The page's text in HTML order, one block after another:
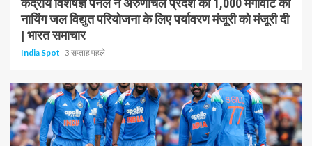
केंद्रीय विशेषज्ञ पैनल ने अरुणाचल प्रदेश की 1,000 मेगावाट की
नायिंग जल विद्युत परियोजना के लिए पर्यावरण मंजूरी को मंजूरी दी
| भारत समाचार
India Spot 3 सप्ताह पहले